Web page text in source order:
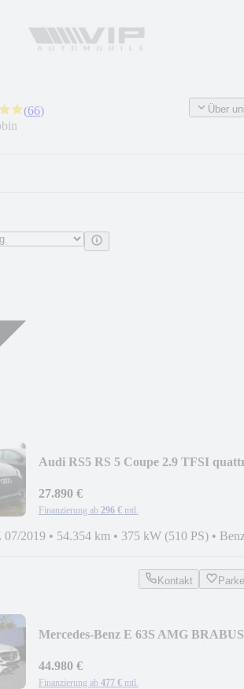
(66)
Über
Audi RS5 RS 5 Coupe 2.9 TFSI
27.890 €
Finanzierung ab 296 € mtl.
07/2019 • 54.354 km • 375 kW (510 PS) •
Kontakt
Mercedes-Benz E 63S AMG BRABUS
44.980 €
Finanzierung ab 477 € mtl.